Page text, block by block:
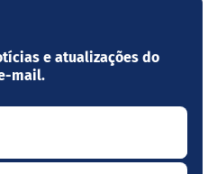
e atualizações do
mail.